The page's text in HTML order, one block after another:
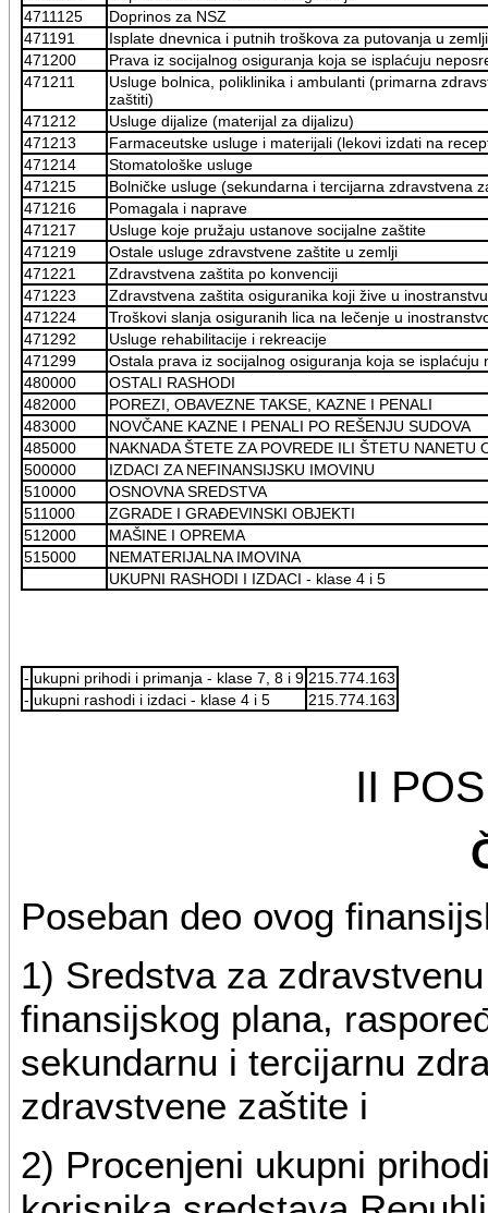
4711125
Doprinos za NSZ
471191
Isplate dnevnica i putnih troškova za putovanja u zemlji
471200
Prava iz socijalnog osiguranja koja se isplaćuju
471211
Usluge bolnica, poliklinika i ambulanti (primarna
zaštiti)
471212
Usluge dijalize (materijal za dijalizu)
471213
Farmaceutske usluge i materijali (lekovi izdati na
471214
Stomatološke usluge
471215
Bolničke usluge (sekundarna i tercijarna zdravstvena
471216
Pomagala i naprave
471217
Usluge koje pružaju ustanove socijalne zaštite
471219
Ostale usluge zdravstvene zaštite u zemlji
471221
Zdravstvena zaštita po konvenciji
471223
Zdravstvena zaštita osiguranika koji žive u inostranstvu
471224
Troškovi slanja osiguranih lica na lečenje u
471292
Usluge rehabilitacije i rekreacije
471299
Ostala prava iz socijalnog osiguranja koja se
480000
OSTALI RASHODI
482000
POREZI, OBAVEZNE TAKSE, KAZNE I PENALI
483000
NOVČANE KAZNE I PENALI PO REŠENJU SUDOVA
485000
NAKNADA ŠTETE ZA POVREDE ILI ŠTETU NANETU
500000
IZDACI ZA NEFINANSIJSKU IMOVINU
510000
OSNOVNA SREDSTVA
511000
ZGRADE I GRAĐEVINSKI OBJEKTI
512000
MAŠINE I OPREMA
515000
NEMATERIJALNA IMOVINA
UKUPNI RASHODI I IZDACI - klase 4 i 5
- ukupni prihodi i primanja - klase 7, 8 i 9 215.774.163
- ukupni rashodi i izdaci - klase 4 i 5 215.774.163
II
Poseban deo ovog
1) Sredstva za
finansijskog plana,
sekundarnu i tercijarnu
zdravstvene zaštite i
2) Procenjeni ukupni